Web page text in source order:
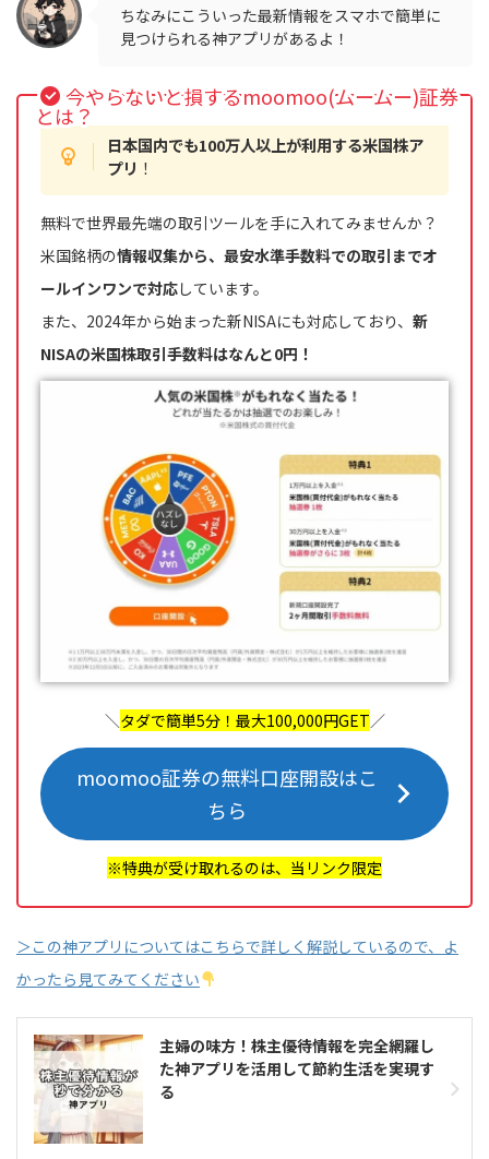
ちなみにこういった最新情報をスマホで簡単に
見つけられる神アプリがあるよ！
今やらないと損するmoomoo(ムームー)証券
とは？
日本国内でも100万人以上が利用する米国株ア
プリ ！
無料で世界最先端の取引ツールを手に入れてみませんか？
米国銘柄の情報収集から、最安水準手数料での取引までオ
ールインワンで対応しています。
また、2024年から始まった新NISAにも対応しており、 新
NISAの米国株取引手数料はなんと0円！
＼タダで簡単5分！最大100,000円GET／
moomoo証券の無料口座開設はこ
ちら
※特典が受け取れるのは、当リンク限定
＞この神アプリについてはこちらで詳しく解説しているので、よ
かったら見てみてください
主婦の味方！株主優待情報を完全網羅し
た神アプリを活用して節約生活を実現す
る